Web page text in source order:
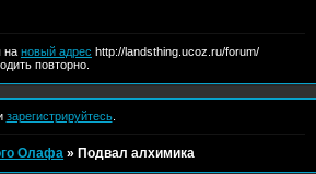
на новый адрес http://landsthing.ucoz.ru/forum/
повторно.
зарегистрируйтесь.
Олафа »Подвал алхимика